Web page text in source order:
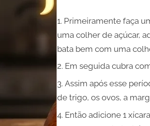
Primeiramente faça
uma colher de açúcar,
bata bem com uma
Em seguida cubra
Assim após esse
de trigo, os ovos, a
Então adicione 1